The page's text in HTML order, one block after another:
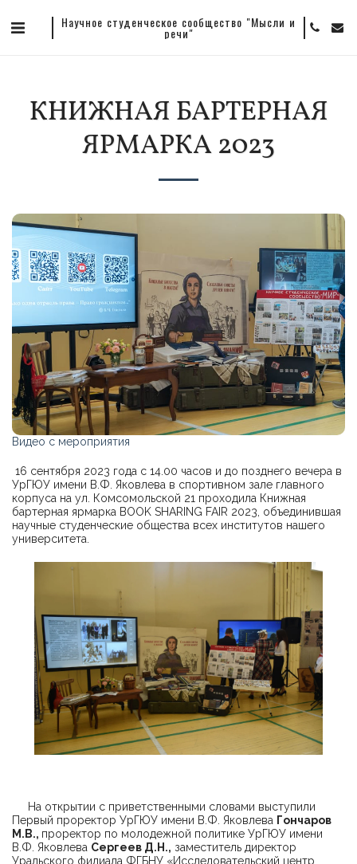
Научное студенческое сообщество "Мысли и
речи"
КНИЖНАЯ БАРТЕРНАЯ
ЯРМАРКА 2023
Видео с мероприятия
16 сентября 2023 года с 14.00 часов и до позднего вечера в
УрГЮУ имени В.Ф. Яковлева в спортивном зале главного
корпуса на ул. Комсомольской 21 проходила Книжная
бартерная ярмарка BOOK SHARING FAIR 2023, объединившая
научные студенческие общества всех институтов нашего
университета.
На открытии с приветственными словами выступили
Первый проректор УрГЮУ имени В.Ф. Яковлева Гончаров
М.В., проректор по молодежной политике УрГЮУ имени
В.Ф. Яковлева Сергеев Д.Н., заместитель директор
Уральского филиала ФГБНУ «Исследовательский центр